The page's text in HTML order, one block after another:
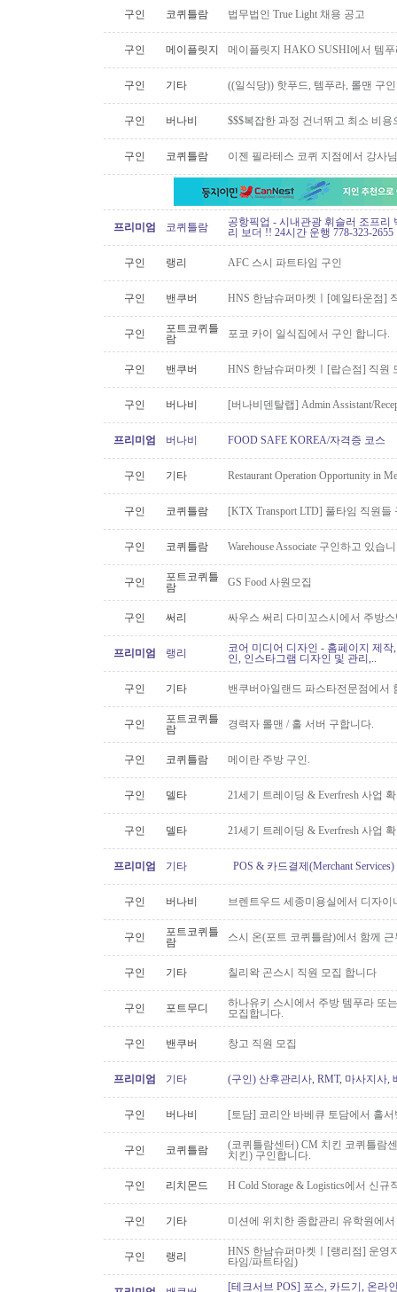
구인 코퀴틀람 법무법인 True Light 채용 공고
구인 메이플릿지 메이플릿지 HAKO SUSHI에서 템
구인 기타 ((일식당)) 핫푸드, 템푸라, 롤맨 구
구인 버나비 $$$복잡한 과정 건너뛰고 최소 비
구인 코퀴틀람 이젠 필라테스 코퀴 지점에서 강사
프리미엄 코퀴틀람
공항픽업 - 시내관광 휘슬러 조프
리 보더 !! 24시간 운행 778-323-2655
구인 랭리 AFC 스시 파트타임 구인
구인 밴쿠버 HNS 한남슈퍼마켓ㅣ[예일타운점]
구인
포트코퀴틀
람
포코 카이 일식집에서 구인 합니다.
구인 밴쿠버 HNS 한남슈퍼마켓ㅣ[랍슨점] 직원
구인 버나비 [버나비덴탈랩] Admin Assistant/
프리미엄 버나비 FOOD SAFE KOREA/자격증 코스
구인 기타 Restaurant Operation Opportunity in
구인 코퀴틀람 [KTX Transport LTD] 풀타임 직원
구인 코퀴틀람 Warehouse Associate 구인하고 있습
구인
포트코퀴틀
람
GS Food 사원모집
구인 써리 싸우스 써리 다미꼬스시에서 주방
프리미엄 랭리
코어 미디어 디자인 - 홈페이지 제
인, 인스타그램 디자인 및 관리,..
구인 기타 밴쿠버아일랜드 파스타전문점에서
구인
포트코퀴틀
람
경력자 롤맨 / 홀 서버 구합니다.
구인 코퀴틀람 메이란 주방 구인.
구인 델타 21세기 트레이딩 & Everfresh 사업
구인 델타 21세기 트레이딩 & Everfresh 사업
프리미엄 기타 POS & 카드결제(Merchant
구인 버나비 브렌트우드 세종미용실에서 디자이
구인
포트코퀴틀
람
스시 온(포트 코퀴틀람)에서 함께
구인 기타 칠리왁 곤스시 직원 모집 합니다
구인 포트무디
하나유키 스시에서 주방 템푸라 또
모집합니다.
구인 밴쿠버 창고 직원 모집
프리미엄 기타 (구인) 산후관리사, RMT, 마사지사,
구인 버나비 [토담] 코리안 바베큐 토담에서 홀
구인 코퀴틀람
(코퀴틀람센터) CM 치킨 코퀴틀람
치킨) 구인합니다.
구인 리치몬드 H Cold Storage & Logistics에서 신규
구인 기타 미션에 위치한 종합관리 유학원에
구인 랭리
HNS 한남슈퍼마켓ㅣ[랭리점] 운영
타임/파트타임)
[테크서브 POS] 포스, 카드기, 온라